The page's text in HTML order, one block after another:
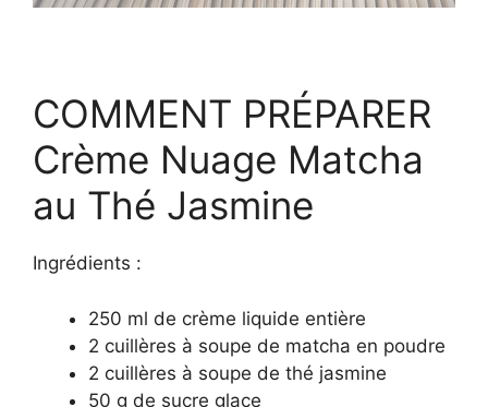
COMMENT PRÉPARER
Crème Nuage Matcha
au Thé Jasmine
Ingrédients :
250 ml de crème liquide entière
2 cuillères à soupe de matcha en poudre
2 cuillères à soupe de thé jasmine
50 g de sucre glace